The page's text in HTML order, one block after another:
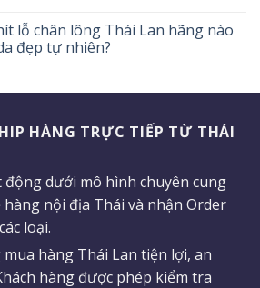
lỗ chân lông Thái Lan hãng nào
đẹp tự nhiên?
HÀNG TRỰC TIẾP TỪ THÁI
động dưới mô hình chuyên cung
hàng nội địa Thái và nhận Order
loại.
hàng Thái Lan tiện lợi, an
hàng được phép kiểm tra